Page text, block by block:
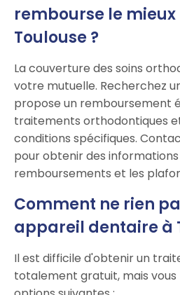
rembourse le
Toulouse ?
La couverture des soins
votre mutuelle. Recherchez
propose un remboursement
traitements orthodontiques
conditions spécifiques.
pour obtenir des
remboursements et les
Comment ne rien
appareil dentaire à
Il est difficile d'obtenir un
totalement gratuit, mais vous